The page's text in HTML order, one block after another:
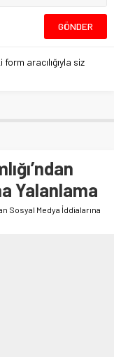
aracılığıyla siz
Yalanlama
Sosyal Medya İddialarına